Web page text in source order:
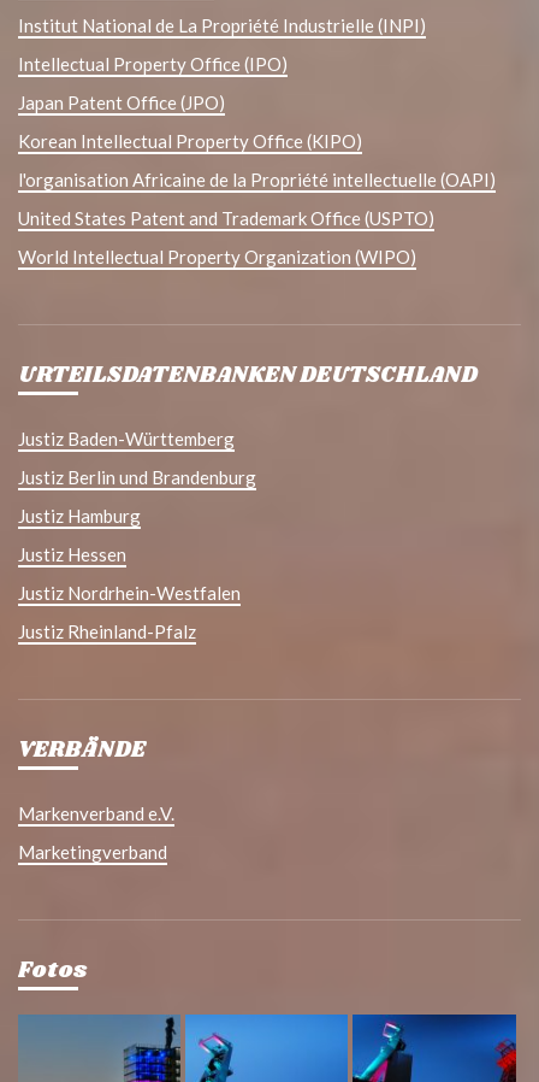
Institut National de La Propriété Industrielle (INPI)
Intellectual Property Office (IPO)
Japan Patent Office (JPO)
Korean Intellectual Property Office (KIPO)
l'organisation Africaine de la Propriété intellectuelle (OAPI)
United States Patent and Trademark Office (USPTO)
World Intellectual Property Organization (WIPO)
URTEILSDATENBANKEN DEUTSCHLAND
Justiz Baden-Württemberg
Justiz Berlin und Brandenburg
Justiz Hamburg
Justiz Hessen
Justiz Nordrhein-Westfalen
Justiz Rheinland-Pfalz
VERBÄNDE
Markenverband e.V.
Marketingverband
Fotos